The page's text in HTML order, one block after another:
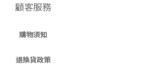
顧客服務
購物須知
退換貨政策